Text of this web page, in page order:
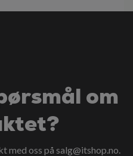
om
med oss på salg@itshop.no.